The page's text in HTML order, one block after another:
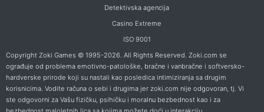
Detektivska agencija
Casino Extreme
ISO 9001
Copyright Zoki Games © 1995-2026. All Rights Reserved. Zoki.com se
ograđuje od problema emotivno-patološke, bračne i vanbračne i softversko-
hardverske prirode koji su nastali kao posledica intimiziranja sa drugim
korisnicima. Vodite računa o sebi i drugima jer zoki.com nije odgovoran, tj. Vi
ste odgovorni za Vašu fizičku, psihičku i moralnu bezbednost kao i za